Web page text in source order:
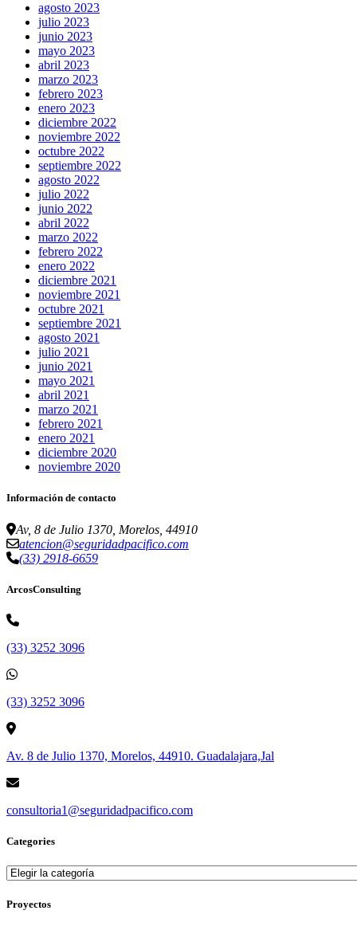
agosto 2023
julio 2023
junio 2023
mayo 2023
abril 2023
marzo 2023
febrero 2023
enero 2023
diciembre 2022
noviembre 2022
octubre 2022
septiembre 2022
agosto 2022
julio 2022
junio 2022
abril 2022
marzo 2022
febrero 2022
enero 2022
diciembre 2021
noviembre 2021
octubre 2021
septiembre 2021
agosto 2021
julio 2021
junio 2021
mayo 2021
abril 2021
marzo 2021
febrero 2021
enero 2021
diciembre 2020
noviembre 2020
Información de contacto
Av, 8 de Julio 1370, Morelos, 44910
atencion@seguridadpacifico.com
(33) 2918-6659
ArcosConsulting
(33) 3252 3096
(33) 3252 3096
Av. 8 de Julio 1370, Morelos, 44910. Guadalajara,Jal
consultoria1@seguridadpacifico.com
Categories
Categories
Proyectos